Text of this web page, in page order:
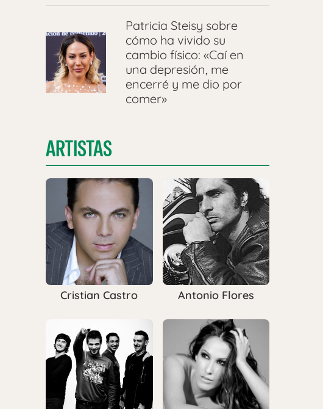
Patricia Steisy sobre
cómo ha vivido su
cambio físico: «Caí en
una depresión, me
encerré y me dio por
comer»
ARTISTAS
Cristian Castro Antonio Flores